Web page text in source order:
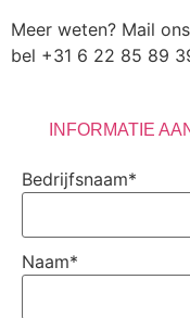
Meer weten? Mail
bel +31 6 22 85 89
INFORMATIE
Bedrijfsnaam*
Naam*